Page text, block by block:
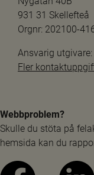
931 31 Skellefteå
Orgnr: 202100-
Ansvarig utgivare:
Fler
Webbproblem?
Skulle du stöta på
hemsida kan du